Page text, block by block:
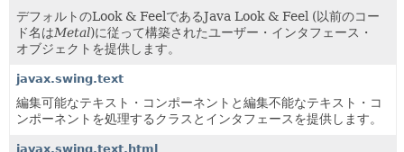
デフォルトのLook & FeelであるJava Look & Feel (以前のコー
ド名はMetal)に従って構築されたユーザー・インタフェース・
オブジェクトを提供します。
javax.swing.text
編集可能なテキスト・コンポーネントと編集不能なテキスト・コ
ンポーネントを処理するクラスとインタフェースを提供します。
javax.swing.text.html